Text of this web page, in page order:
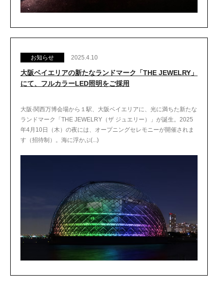
お知らせ 2025.4.10
大阪ベイエリアの新たなランドマーク「THE JEWELRY」
にて、フルカラーLED照明をご採用
大阪‧関西万博会場から１駅、大阪ベイエリアに、光に満ちた新たな
ランドマーク「THE JEWELRY（ザ ジュエリー）」が誕生。2025
年4月10日（木）の夜には、オープニングセレモニーが開催されま
す（招待制）。海に浮かぶ(...)